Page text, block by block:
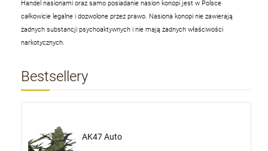
Handel nasionami oraz samo posiadanie nasion konopi jest w Polsce
całkowicie legalne i dozwolone przez prawo. Nasiona konopi nie zawierają
żadnych substancji psychoaktywnych i nie mają żadnych właściwości
narkotycznych.
Bestsellery
AK47 Auto